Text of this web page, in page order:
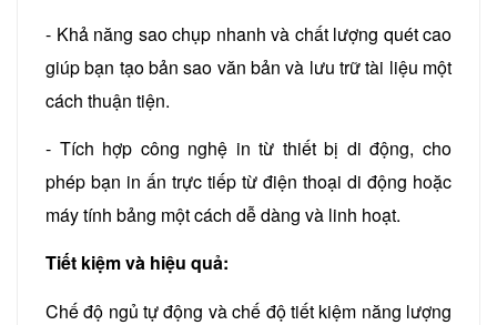
- Khả năng sao chụp nhanh và chất lượng quét cao
giúp bạn tạo bản sao văn bản và lưu trữ tài liệu một
cách thuận tiện.
- Tích hợp công nghệ in từ thiết bị di động, cho
phép bạn in ấn trực tiếp từ điện thoại di động hoặc
máy tính bảng một cách dễ dàng và linh hoạt.
Tiết kiệm và hiệu quả:
Chế độ ngủ tự động và chế độ tiết kiệm năng lượng